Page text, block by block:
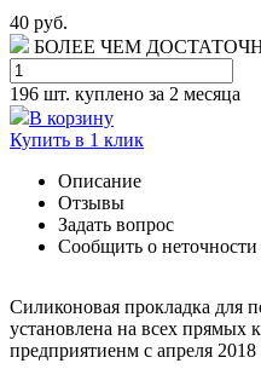
40 руб.
БОЛЕЕ ЧЕМ
196 шт. куплено за 2 месяца
В корзину
Купить в 1 клик
Описание
Отзывы
Задать вопрос
Сообщить о неточности
Силиконовая прокладка для
установлена на всех
предприятиенм с апреля 2018